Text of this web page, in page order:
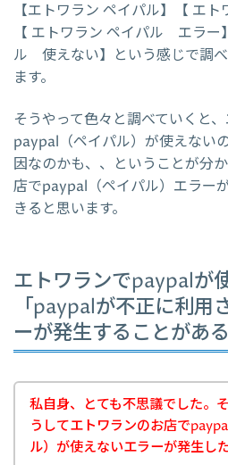
【エトワラン ペイパル】【 エ
【 エトワラン ペイパル エラー
ル 使えない】という感じで調
ます。
そうやって色々と調べていくと
paypal（ペイパル）が使えない
因なのかも、、ということが分
店でpaypal（ペイパル）エラー
きると思います。
エトワランでpaypalが
「paypalが不正に利用
ーが発生することがある
私自身、とても不思議でした。
うしてエトワランのお店で
ル）が使えないエラーが発生し